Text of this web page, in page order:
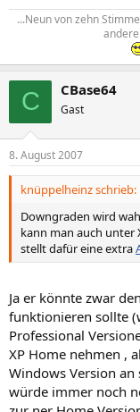
...Neun von zehn
C CBase64
Gast
8. August 2007
knüppelheinz schrieb:
Downgraden wird
kann man auch unter
stellt dafür eine extra
Ja er könnte zwar
funktionieren sollte
Professional
XP Home nehmen ,
Windows Version an
würde immer noch